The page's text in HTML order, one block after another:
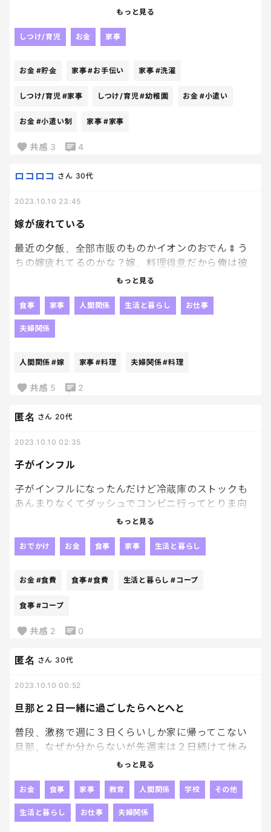
幼稚園の運動会のトロフィーが貯金箱になっている
家事などお手伝いをしたら100円あげることにしまし
これからほしいものがあったらこの貯金箱から買っ
せっせとお部屋の片づけしたり、洗濯物を畳んだり
正直めっちゃ助かります。
もっと見る
しつけ/育児 お金 家事
お金 #貯金 家事#お手伝い 家事 #洗濯
しつけ/育児 #家事 しつけ/育児#幼稚園 お金 #小遣い
お金 #小遣い制 家事 #家事
共感 3 4
嫁が疲れている
ロコロコ さん 30代
2023.10.10 23:45
最近の夕飯、全部市販のものかイオンのおでん🍢う
ちの嫁疲れてるのかな？嫁、料理得意だから俺は彼
女の手料理を食べたいんだけど、、、そんなこと、絶
もっと見る
食事 家事 人間関係 生活と暮らし お仕事
夫婦関係
人間関係 #嫁 家事 #料理 夫婦関係#料理
共感 5 2
子がインフル
匿名 さん 20代
2023.10.10 02:35
子がインフルになったんだけど冷蔵庫のストックも
あんまりなくてダッシュでコンビニ行ってとりま向
こう3日の食材を買ったのだけれどすごい額になっち
もっと見る
おでかけ お金 食事 家事 生活と暮らし
お金 #食費 食事#食費 生活と暮らし #コープ
食事 #コープ
共感 2 0
旦那と２日一緒に過ごしたらへとへと
匿名 さん 30代
2023.10.10 00:52
普段、激務で週に３日くらいしか家に帰ってこない
旦那。なぜか分からないが先週末は２日続けて休み
をもらえて家にずっと居た。こんなこと思っちゃい
😭w
私のレベルで子どもたちの宿題を見てあげられるわ
もっと見る
お金 食事 家事 教育 人間関係 学校 その他
生活と暮らし お仕事 夫婦関係